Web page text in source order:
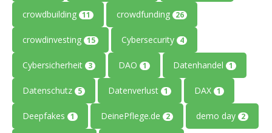
crowdbuilding 11 crowdfunding 26
crowdinvesting 15 Cybersecurity 4
Cybersicherheit 3 DAO 1 Datenhandel 1
Datenschutz 5 Datenverlust 1 DAX 1
Deepfakes 1 DeinePflege.de 2 demo day 2